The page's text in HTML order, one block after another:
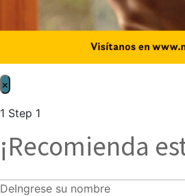
×
1 Step 1
¡Recomienda
DeIngrese su nombre